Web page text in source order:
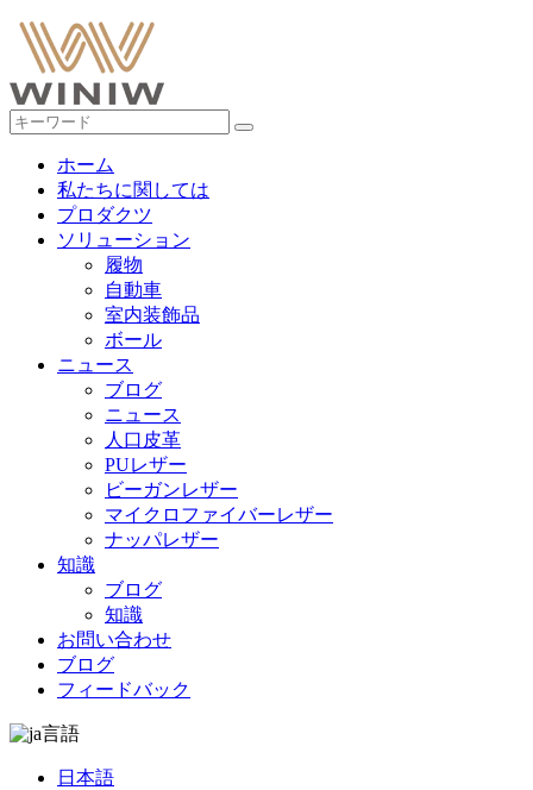
ホーム
私たちに関しては
プロダクツ
ソリューション
履物
自動車
室内装飾品
ボール
ニュース
ブログ
ニュース
人口皮革
PUレザー
ビーガンレザー
マイクロファイバーレザー
ナッパレザー
知識
ブログ
知識
お問い合わせ
ブログ
フィードバック
言語
日本語